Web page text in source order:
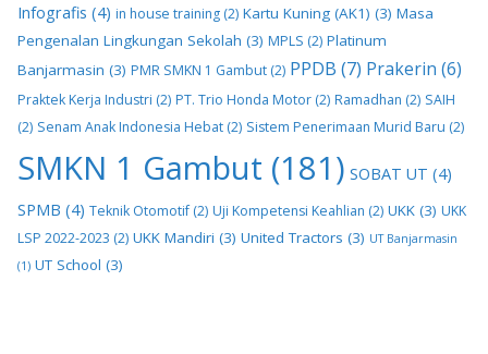
Infografis (4) in house training (2) Kartu Kuning (AK1) (3) Masa
Pengenalan Lingkungan Sekolah (3) MPLS (2) Platinum
Banjarmasin (3) PMR SMKN 1 Gambut (2) PPDB (7) Prakerin (6)
Praktek Kerja Industri (2) PT. Trio Honda Motor (2) Ramadhan (2) SAIH
(2) Senam Anak Indonesia Hebat (2) Sistem Penerimaan Murid Baru (2)
SMKN 1 Gambut (181) SOBAT UT (4)
SPMB (4) Teknik Otomotif(2) Uji Kompetensi Keahlian (2) UKK (3) UKK
LSP 2022-2023 (2) UKK Mandiri (3) United Tractors (3) UT Banjarmasin
(1) UT School (3)